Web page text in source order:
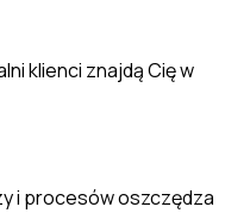
klienci znajdą Cię w
i procesów oszczędza